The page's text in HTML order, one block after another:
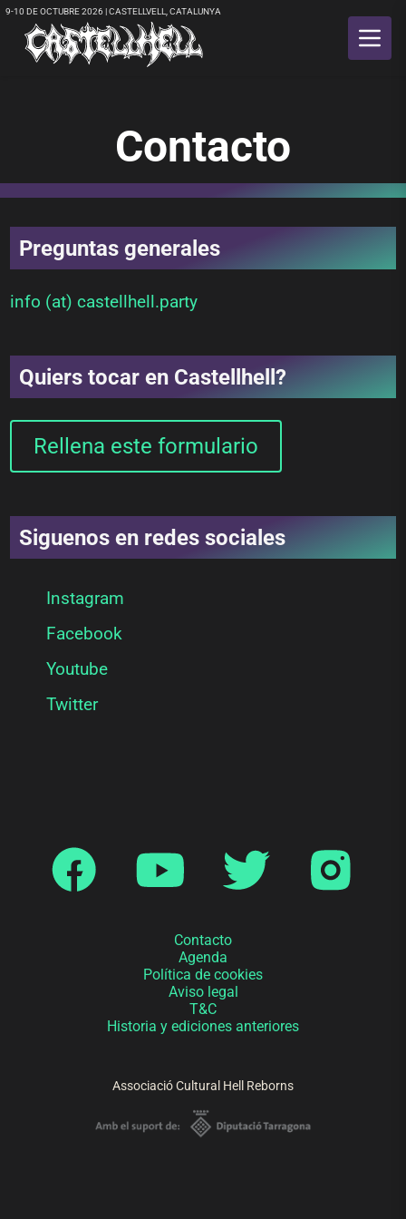
9-10 DE OCTUBRE 2026 | CASTELLVELL, CATALUNYA
Contacto
Preguntas generales
info (at) castellhell.party
Quiers tocar en Castellhell?
Rellena este formulario
Siguenos en redes sociales
Instagram
Facebook
Youtube
Twitter
Contacto
Agenda
Política de cookies
Aviso legal
T&C
Historia y ediciones anteriores
Associació Cultural Hell Reborns